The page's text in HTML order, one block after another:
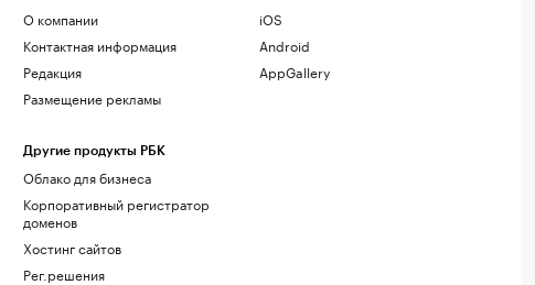
О компании
Контактная информация
Редакция
Размещение рекламы
Другие продукты РБК
Облако для бизнеса
Корпоративный регистратор
доменов
Хостинг сайтов
Рег.решения
iOS
Android
AppGallery